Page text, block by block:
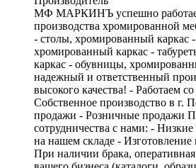
МФ МАРКИНЪ успешно
производства хромированной
- столы, хромированный каркас -
хромированный каркас -
каркас - обувницы,
надежный и ответственный
высокого качества! - Работаем
Собственное производство в г.
продажи - Розничные продажи
сотрудничества с нами: -
на нашем складе -
При наличии брака,